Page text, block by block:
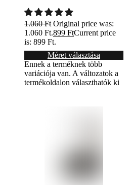
1.060Ft Original price was:
1.060 Ft.899 FtCurrent price
is: 899 Ft.
Méret választása
Ennek a terméknek több
variációja van. A változatok a
termékoldalon választhatók ki